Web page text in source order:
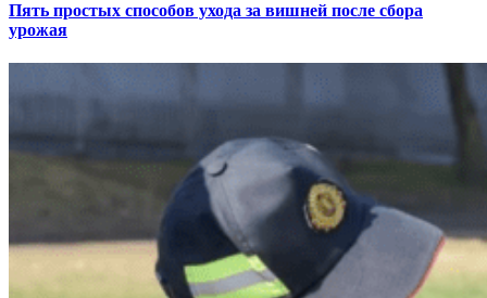
Пять простых способов ухода за вишней после сбора
урожая